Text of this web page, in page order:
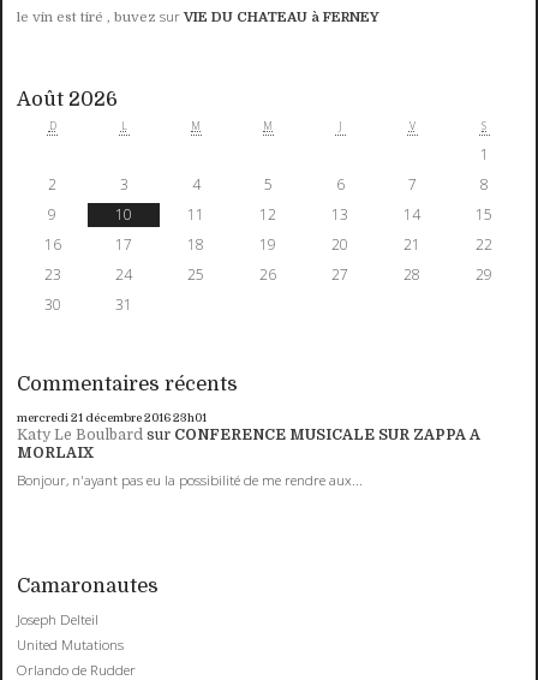
le vin est tiré , buvez surVIE DU CHATEAU à FERNEY
Août 2026
D L M M J V S
1
2
3 4 5 6 7
8
9
10 11 12 13 14
15
16
17 18 19 20 21
22
23
24 25 26 27 28
29
30
31
Commentaires récents
mercredi 21 décembre 201623h01
Katy Le Boulbard sur CONFERENCE MUSICALE SUR ZAPPA A
MORLAIX
Bonjour, n'ayant pas eu la possibilité de me rendre aux...
Camaronautes
Joseph Delteil
United Mutations
Orlando de Rudder